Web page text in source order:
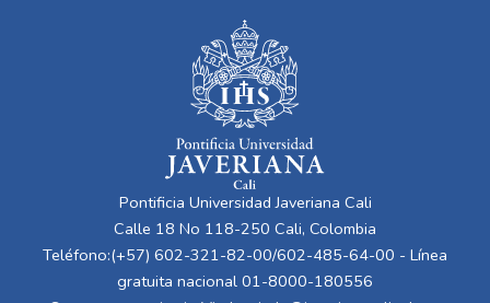
Pontificia Universidad Javeriana Cali
Calle 18 No 118-250 Cali, Colombia
Teléfono:(+57) 602-321-82-00/602-485-64-00 - Línea
gratuita nacional 01-8000-180556